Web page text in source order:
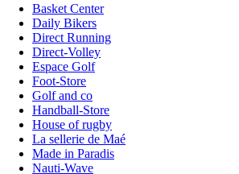
Basket Center
Daily Bikers
Direct Running
Direct-Volley
Espace Golf
Foot-Store
Golf and co
Handball-Store
House of rugby
La sellerie de Maé
Made in Paradis
Nauti-Wave